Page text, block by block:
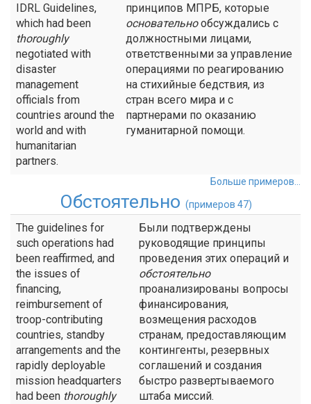
IDRL Guidelines,
which had been
thoroughly
negotiated with
disaster
management
officials from
countries around the
world and with
humanitarian
partners.
принципов МПРБ, которые
основательнообсуждались с
должностными лицами,
ответственными за управление
операциями по реагированию
на стихийные бедствия, из
стран всего мира и с
партнерами по оказанию
гуманитарной помощи.
Больше примеров...
Обстоятельно (примеров 47)
The guidelines for
such operations had
been reaffirmed, and
the issues of
financing,
reimbursement of
troop-contributing
countries, standby
arrangements and the
rapidly deployable
mission headquarters
had been thoroughly
Были подтверждены
руководящие принципы
проведения этих операций и
обстоятельно
проанализированы вопросы
финансирования,
возмещения расходов
странам, предоставляющим
контингенты, резервных
соглашений и создания
быстро развертываемого
штаба миссий.